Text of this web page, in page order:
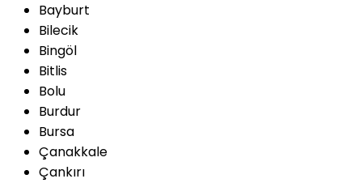
Bayburt
Bilecik
Bingöl
Bitlis
Bolu
Burdur
Bursa
Çanakkale
Çankırı